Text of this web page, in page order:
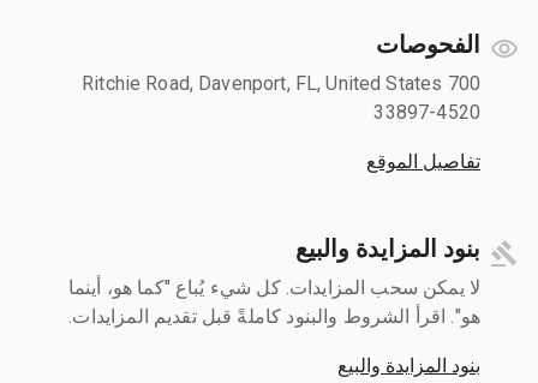
الفحوصات
700 Ritchie Road, Davenport, FL, United States
33897-4520
تفاصيل الموقع
بنود المزايدة والبيع
لا يمكن سحب المزايدات. كل شيء يُباع "كما هو، أينما
هو". اقرأ الشروط والبنود كاملةً قبل تقديم المزايدات.
بنود المزايدة والبيع